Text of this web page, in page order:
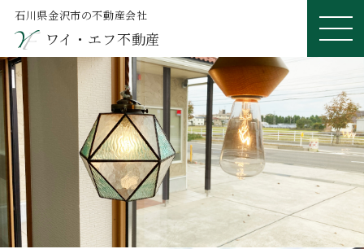
石川県金沢市の不動産会社
ワイ・エフ不動産
ME
NU